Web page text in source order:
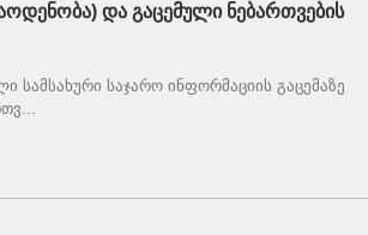
და გაცემული ნებართვების
სამსახური საჯარო ინფორმაციის გაცემაზე